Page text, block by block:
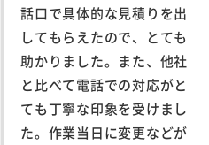
話口で具体的な見積りを出
してもらえたので、とても
助かりました。また、他社
と比べて電話での対応がと
ても丁寧な印象を受けまし
た。作業当日に変更などが